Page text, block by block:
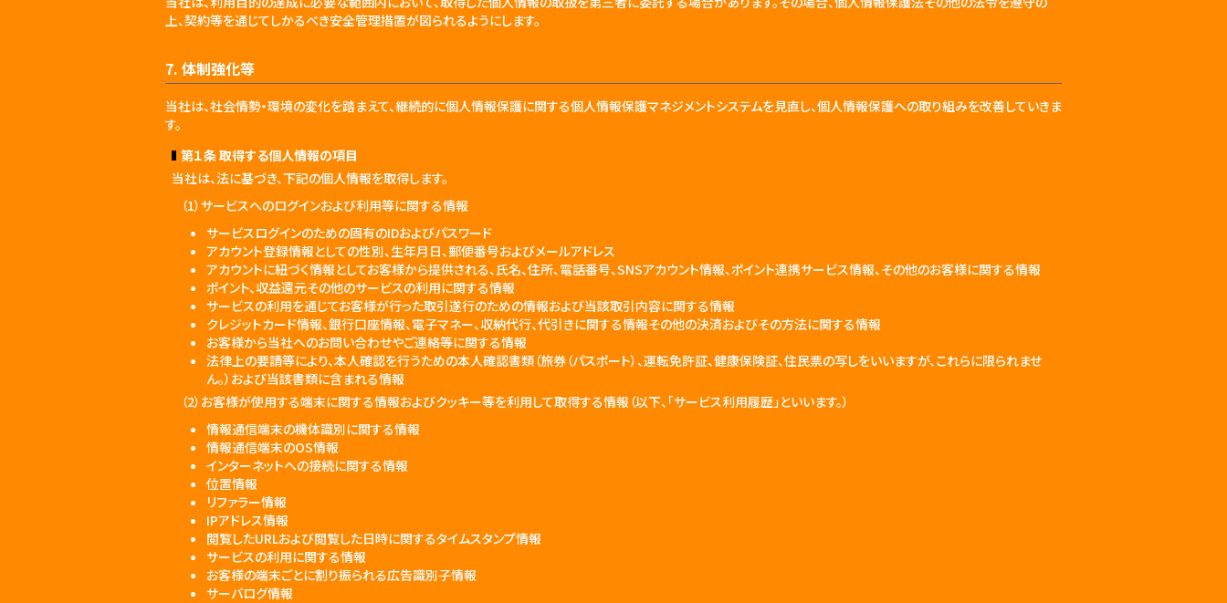
上、契約等を通じてしかるべき安全管理措置が図られるようにします。
7. 体制強化等
当社は、社会情勢・環境の変化を踏まえて、継続的に個人情報保護に関する個人情報保護マネジメントシステムを見直し、個人情報保護への取り組みを改善していきま
す。
第１条 取得する個人情報の項目
当社は、法に基づき、下記の個人情報を取得します。
（1）サービスへのログインおよび利用等に関する情報
サービスログインのための固有のIDおよびパスワード
アカウント登録情報としての性別、生年月日、郵便番号およびメールアドレス
アカウントに紐づく情報としてお客様から提供される、氏名、住所、電話番号、SNSアカウント情報、ポイント連携サービス情報、その他のお客様に関する情報
ポイント、収益還元その他のサービスの利用に関する情報
サービスの利用を通じてお客様が行った取引遂行のための情報および当該取引内容に関する情報
クレジットカード情報、銀行口座情報、電子マネー、収納代行、代引きに関する情報その他の決済およびその方法に関する情報
お客様から当社へのお問い合わせやご連絡等に関する情報
法律上の要請等により、本人確認を行うための本人確認書類（旅券（パスポート）、運転免許証、健康保険証、住民票の写しをいいますが、これらに限られませ
ん。）および当該書類に含まれる情報
（2）お客様が使用する端末に関する情報およびクッキー等を利用して取得する情報（以下、「サービス利用履歴」といいます。）
情報通信端末の機体識別に関する情報
情報通信端末のOS情報
インターネットへの接続に関する情報
位置情報
リファラー情報
IPアドレス情報
閲覧したURLおよび閲覧した日時に関するタイムスタンプ情報
サービスの利用に関する情報
お客様の端末ごとに割り振られる広告識別子情報
サーバログ情報